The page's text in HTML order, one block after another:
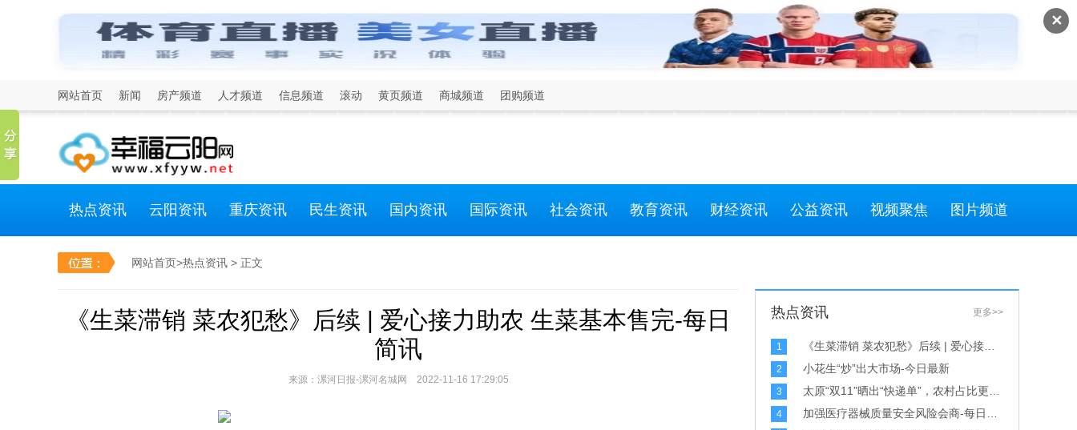
✕
网站首页 新闻 房产频道 人才频道 信息频道 滚动 黄页频道 商城频道 团购频道
热点资讯 云阳资讯 重庆资讯 民生资讯 国内资讯 国际资讯 社会资讯 教育资讯 财经资讯 公益资讯 视频聚焦 图片频道
网站首页>热点资讯 > 正文
《生菜滞销 菜农犯愁》后续 | 爱心接力助农 生菜基本售完-每日
简讯
来源：漯河日报-漯河名城网 2022-11-16 17:29:05
热点资讯 更多>>
1
2 小花生“炒”出大市场-今日最新
3
4